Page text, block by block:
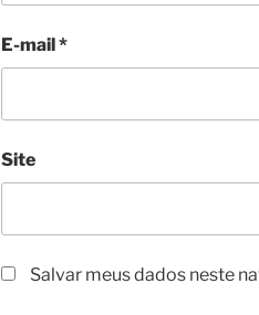
E-mail*
Site
Salvar meus dados neste